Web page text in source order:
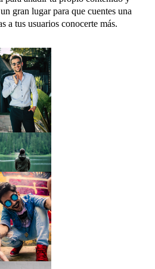
gran lugar para que cuentes una
a tus usuarios conocerte más.